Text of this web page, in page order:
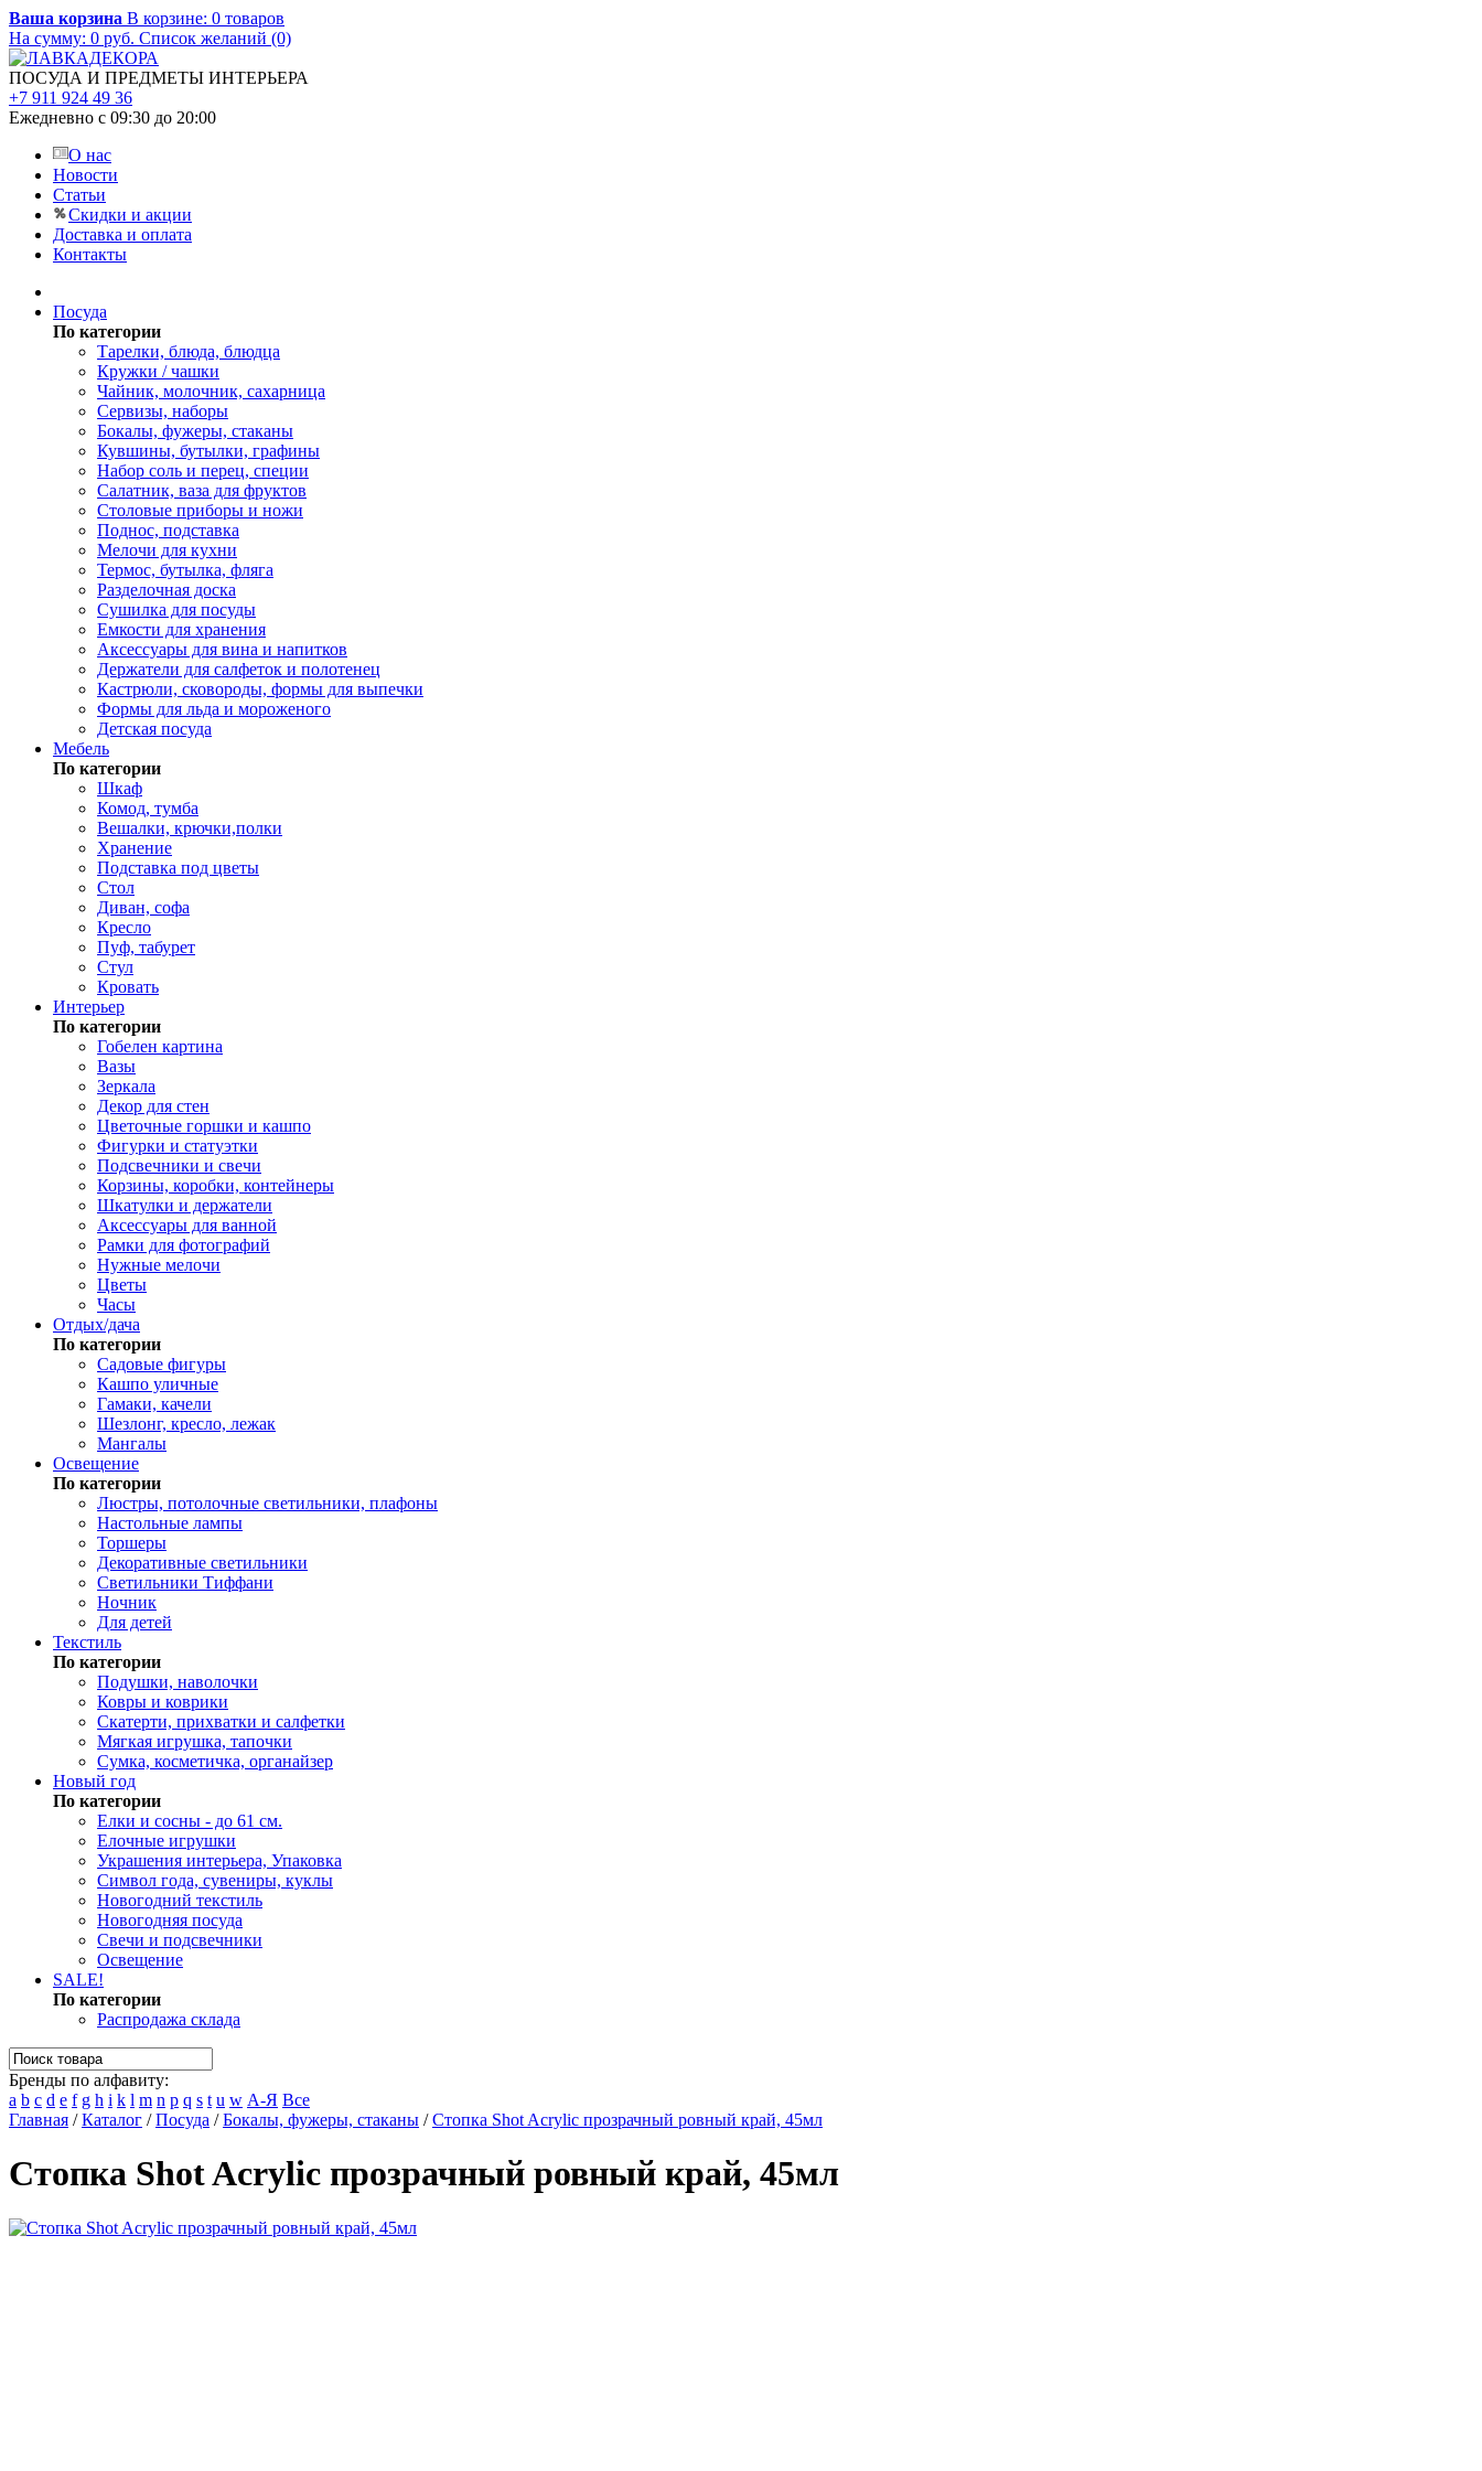
Ваша корзина В корзине: 0 товаров
На сумму: 0 руб. Список желаний (0)
ПОСУДА И ПРЕДМЕТЫ ИНТЕРЬЕРА
+7 911 924 49 36
Ежедневно с 09:30 до 20:00
О нас
Новости
Статьи
Скидки и акции
Доставка и оплата
Контакты
Посуда
По категории
Тарелки, блюда, блюдца
Кружки / чашки
Чайник, молочник, сахарница
Сервизы, наборы
Бокалы, фужеры, стаканы
Кувшины, бутылки, графины
Набор соль и перец, специи
Салатник, ваза для фруктов
Столовые приборы и ножи
Поднос, подставка
Мелочи для кухни
Термос, бутылка, фляга
Разделочная доска
Сушилка для посуды
Емкости для хранения
Аксессуары для вина и напитков
Держатели для салфеток и полотенец
Кастрюли, сковороды, формы для выпечки
Формы для льда и мороженого
Детская посуда
Мебель
По категории
Шкаф
Комод, тумба
Вешалки, крючки,полки
Хранение
Подставка под цветы
Стол
Диван, софа
Кресло
Пуф, табурет
Стул
Кровать
Интерьер
По категории
Гобелен картина
Вазы
Зеркала
Декор для стен
Цветочные горшки и кашпо
Фигурки и статуэтки
Подсвечники и свечи
Корзины, коробки, контейнеры
Шкатулки и держатели
Аксессуары для ванной
Рамки для фотографий
Нужные мелочи
Цветы
Часы
Отдых/дача
По категории
Садовые фигуры
Кашпо уличные
Гамаки, качели
Шезлонг, кресло, лежак
Мангалы
Освещение
По категории
Люстры, потолочные светильники, плафоны
Настольные лампы
Торшеры
Декоративные светильники
Светильники Тиффани
Ночник
Для детей
Текстиль
По категории
Подушки, наволочки
Ковры и коврики
Скатерти, прихватки и салфетки
Мягкая игрушка, тапочки
Сумка, косметичка, органайзер
Новый год
По категории
Елки и сосны - до 61 см.
Елочные игрушки
Украшения интерьера, Упаковка
Символ года, сувениры, куклы
Новогодний текстиль
Новогодняя посуда
Свечи и подсвечники
Освещение
SALE!
По категории
Распродажа склада
Бренды по алфавиту:
a b c d e f g h i k l m n p q s t u w А-Я Все
Главная /Каталог /Посуда /Бокалы, фужеры, стаканы /Стопка Shot Acrylic прозрачный ровный край, 45мл
Стопка Shot Acrylic прозрачный ровный край, 45мл